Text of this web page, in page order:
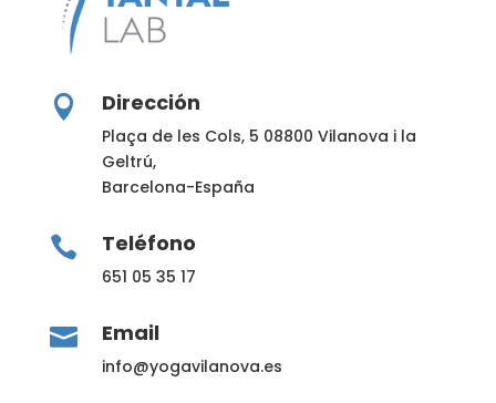
 Dirección
Plaça de les Cols, 5 08800 Vilanova i la
Geltrú,
Barcelona-España
 Teléfono
651 05 35 17
 Email
info@yogavilanova.es